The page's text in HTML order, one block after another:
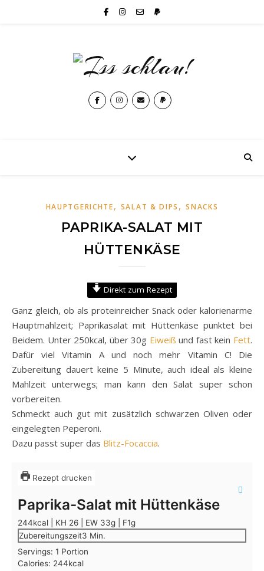
HAUPTGERICHTE, SALAT & DIPS ,SNACKS
PAPRIKA-SALAT MIT
HÜTTENKÄSE
Direkt zum Rezept
Ganz gleich, ob als proteinreicher Snack oder kalorienarme
Hauptmahlzeit; Paprikasalat mit Hüttenkäse punktet bei
Beidem. Unter 250kcal, über 30g Eiweiß und fast kein Fett.
Dafür viel Vitamin A und noch mehr Vitamin C! Die
Zubereitung dauert keine 5 Minute, auch ideal als kleine
Mahlzeit unterwegs; man kann den Salat super schon
vorbereiten.
Schmeckt auch gut mit zusätzlich schwarzen Oliven oder
eingelegten Peperoni.
Dazu passt super das Blitz-Focaccia.
Rezept drucken
Paprika-Salat mit Hüttenkäse
244kcal | KH 26 | EW 33g | F1g
Zubereitungszeit3 Minuten
Min.
Servings: 1 Portion
Calories: 244kcal